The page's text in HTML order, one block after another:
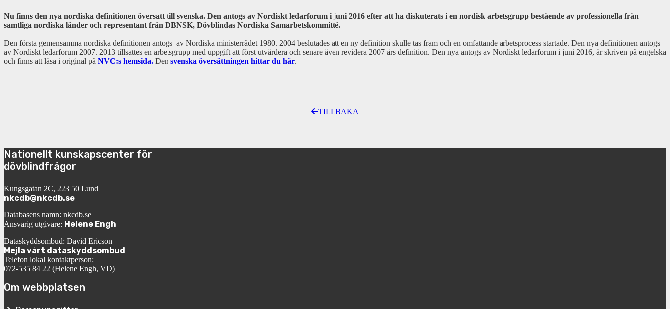
Nu finns den nya nordiska definitionen översatt till svenska. Den antogs av Nordiskt ledarforum i juni 2016 efter att ha diskuterats i en nordisk arbetsgrupp bestående av professionella från
samtliga nordiska länder och representant från DBNSK, Dövblindas Nordiska Samarbetskommitté.
Den första gemensamma nordiska definitionen antogs av Nordiska ministerrådet 1980. 2004 beslutades att en ny definition skulle tas fram och en omfattande arbetsprocess startade. Den nya definitionen antogs
av Nordiskt ledarforum 2007. 2013 tillsattes en arbetsgrupp med uppgift att först utvärdera och senare även revidera 2007 års definition. Den nya antogs av Nordiskt ledarforum i juni 2016, är skriven på engelska
och finns att läsa i original på NVC:s hemsida. Den svenska översättningen hittar du här.
TILLBAKA
Nationellt kunskapscenter för
dövblindfrågor
Kungsgatan 2C, 223 50 Lund
nkcdb@nkcdb.se
Databasens namn: nkcdb.se
Ansvarig utgivare: Helene Engh
Dataskyddsombud: David Ericson
Mejla vårt dataskyddsombud
Telefon lokal kontaktperson:
072-535 84 22 (Helene Engh, VD)
Om webbplatsen